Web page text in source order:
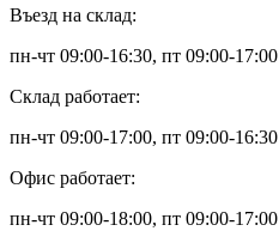
Въезд на склад:
пн-чт 09:00-16:30, пт 09:00-17:00
Склад работает:
пн-чт 09:00-17:00, пт 09:00-16:30
Офис работает:
пн-чт 09:00-18:00, пт 09:00-17:00